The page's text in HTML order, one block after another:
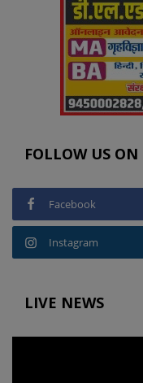
FOLLOW US ON
Facebook
Instagram
LIVE NEWS